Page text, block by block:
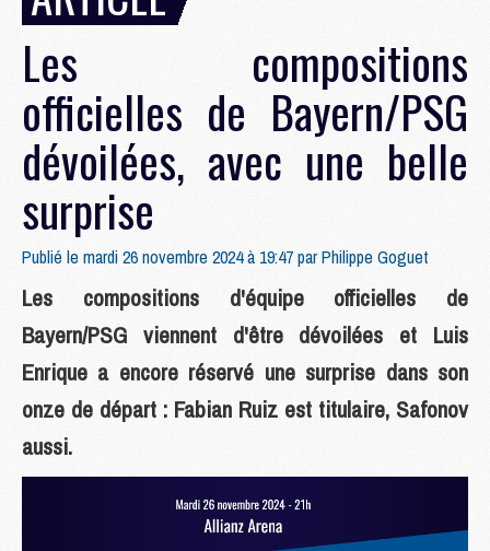
Les compositions
officielles de Bayern/PSG
dévoilées, avec une belle
surprise
Publié le mardi 26 novembre 2024 à 19:47 parPhilippe Goguet
Les compositions d'équipe officielles de
Bayern/PSG viennent d'être dévoilées et Luis
Enrique a encore réservé une surprise dans son
onze de départ : Fabian Ruiz est titulaire, Safonov
aussi.